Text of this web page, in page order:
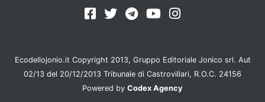
Ecodellojonio.it Copyright 2013, Gruppo Editoriale Jonico srl. Aut
02/13 del 20/12/2013 Tribunale di Castrovillari, R.O.C. 24156
Powered by Codex Agency